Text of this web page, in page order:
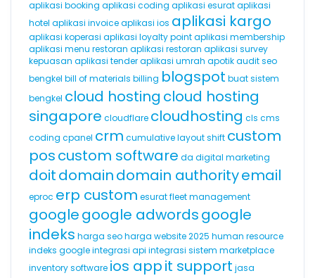
aplikasi booking aplikasi coding aplikasi esurataplikasi
hotel aplikasi invoiceaplikasi ios aplikasi kargo
aplikasi koperasi aplikasi loyalty pointaplikasi membership
aplikasi menu restoran aplikasi restoran aplikasi survey
kepuasan aplikasi tenderaplikasi umrah apotikaudit seo
bengkel bill of materials billing blogspot buat sistem
bengkel cloud hosting cloud hosting
singapore cloudflare cloudhosting cls cms
coding cpanel crm cumulative layout shift custom
poscustom software da digital marketing
doitdomaindomain authorityemail
eproc erp custom esuratfleet management
googlegoogle adwordsgoogle
indeks harga seoharga website 2025 human resource
indeks googleintegrasi api integrasi sistem marketplace
inventory software ios appit support jasa